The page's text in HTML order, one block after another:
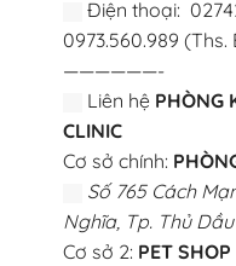
Điện thoại:
0973.560.989 (Ths.
——————-
Liên hệ PHÒNG
CLINIC
Cơ sở chính:
Số 765 Cách
Nghĩa, Tp. Thủ
Cơ sở 2: PET